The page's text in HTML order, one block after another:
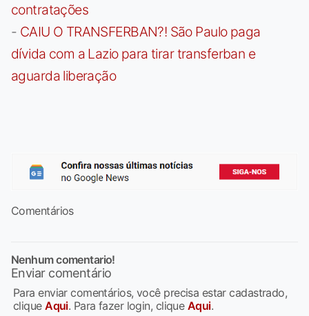
contratações
- CAIU O TRANSFERBAN?! São Paulo paga
dívida com a Lazio para tirar transferban e
aguarda liberação
Comentários
Nenhum comentario!
Enviar comentário
Para enviar comentários, você precisa estar cadastrado,
cliqueAqui. Para fazer login, clique Aqui.